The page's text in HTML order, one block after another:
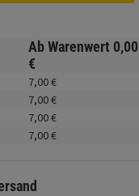
Ab Warenwert 0,00
€
7,00€
7,00€
7,00€
7,00€